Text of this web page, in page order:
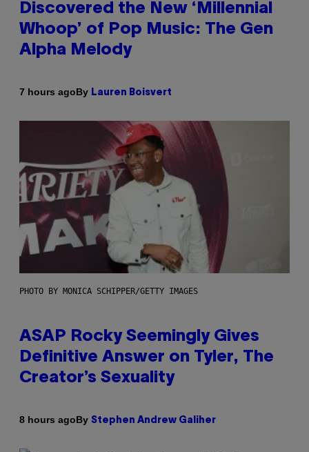
Discovered the New ‘Millennial
Whoop’ of Pop Music: The Gen
Alpha Melody
7 hours agoBy Lauren Boisvert
PHOTO BY MONICA SCHIPPER/GETTY IMAGES
ASAP Rocky Seemingly Gives
Definitive Answer on Tyler, The
Creator’s Sexuality
8 hours agoBy Stephen Andrew Galiher